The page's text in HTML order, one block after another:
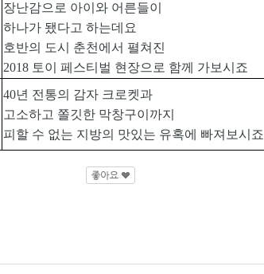
장난감으로 아이와 어른들이
하나가 됐다고 하는데요
호반의 도시 춘천에서 펼쳐진
2018 토이 페스티벌 현장으로 함께 가보시죠
40년 전통의 감자 크로켓과
고소하고 쫄깃한 막창구이까지
피할 수 없는 지방의 맛있는 유혹에 빠져보시죠